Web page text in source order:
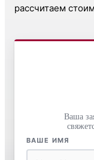
рассчитаем
Ваша
ВАШЕ ИМЯ